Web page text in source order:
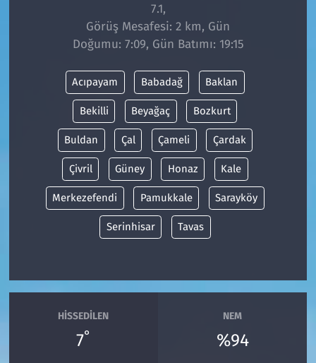
7.1,
Görüş Mesafesi: 2 km, Gün
Doğumu: 7:09, Gün Batımı: 19:15
Acıpayam Babadağ Baklan
Bekilli Beyağaç Bozkurt
Buldan Çal Çameli Çardak
Çivril Güney Honaz Kale
Merkezefendi Pamukkale Sarayköy
Serinhisar Tavas
HISSEDILEN
7°
NEM
%94
Spor
Süleymanpaşa
Tekirdağ